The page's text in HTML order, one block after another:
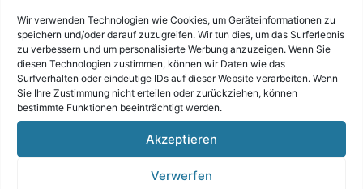
Wir verwenden Technologien wie Cookies, um Geräteinformationen zu
speichern und/oder darauf zuzugreifen. Wir tun dies, um das Surferlebnis
zu verbessern und um personalisierte Werbung anzuzeigen. Wenn Sie
diesen Technologien zustimmen, können wir Daten wie das
Surfverhalten oder eindeutige IDs auf dieser Website verarbeiten. Wenn
Sie Ihre Zustimmung nicht erteilen oder zurückziehen, können
bestimmte Funktionen beeinträchtigt werden.
Akzeptieren
Verwerfen
Schallstückdurchmesser: 125 mm
reverse leadpipe (dh der erste Teil des Stimmzuges
geht über das Mundrohr,
nicht in das Mundrohr)
Ventile: Monel (ist eine spezielle Legierung mit
selbstschmierenden
Stimmzugbögen aus Neusilber
Grundmaterial: Messing CuZn37 (ist die